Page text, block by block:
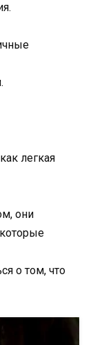
легкая
они
о том, что